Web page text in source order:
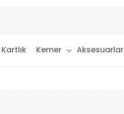
Kartlık Kemer Aksesuarlar